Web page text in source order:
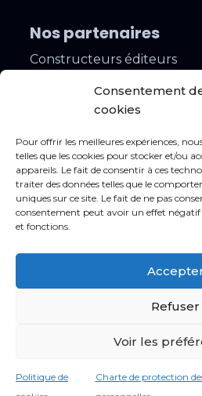
Consentement
cookies
Pour offrir les meilleures expériences,
telles que les cookies pour stocker et/ou
appareils. Le fait de consentir à ces
traiter des données telles que le
uniques sur ce site. Le fait de ne pas
consentement peut avoir un effet négatif
et fonctions.
Refuser
Voir les
Politique de
Charte de protection
Nos partenaires
Constructeurs éditeurs
Contacts
Rejoindre notre réseau
Lancer votre projet
Nos agences
Nos offres d’emploi
Conditions générales
Protection des données
Politique de cookies